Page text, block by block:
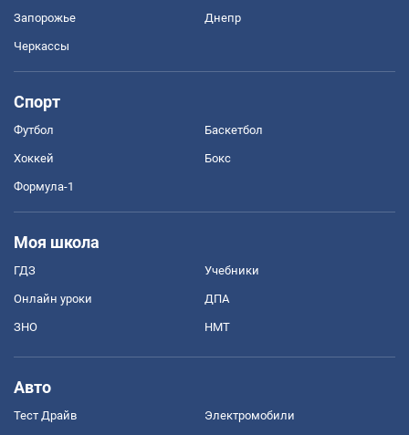
Запорожье Днепр
Черкассы
Спорт
Футбол Баскетбол
Хоккей Бокс
Формула-1
Моя школа
ГДЗ Учебники
Онлайн уроки ДПА
ЗНО НМТ
Авто
Тест Драйв Электромобили